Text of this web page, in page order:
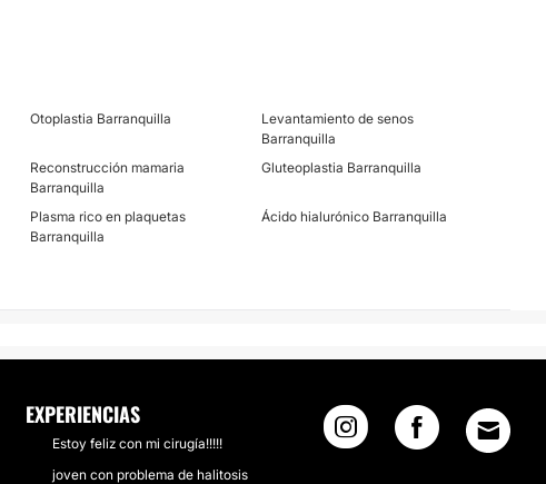
Otoplastia Barranquilla
Levantamiento de senos
Barranquilla
Reconstrucción mamaria
Barranquilla
Gluteoplastia Barranquilla
Plasma rico en plaquetas
Barranquilla
Ácido hialurónico Barranquilla
EXPERIENCIAS
Estoy feliz con mi cirugía!!!!!
joven con problema de halitosis